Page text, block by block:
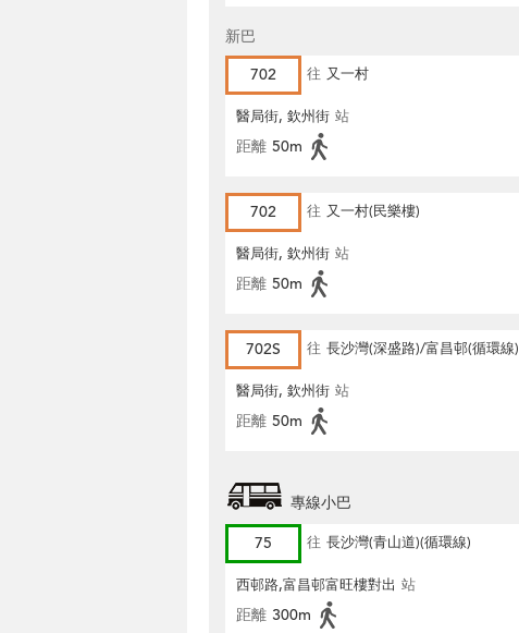
新巴
702
往 又一村
醫局街, 欽州街 站
距離 50m
702 往 又一村(民樂樓)
醫局街, 欽州街 站
距離 50m
702S 往 長沙灣(深盛路)/富昌邨(循環線)
醫局街, 欽州街 站
距離 50m
專線小巴
75
往 長沙灣(青山道)(循環線)
西邨路,富昌邨富旺樓對出 站
距離 300m